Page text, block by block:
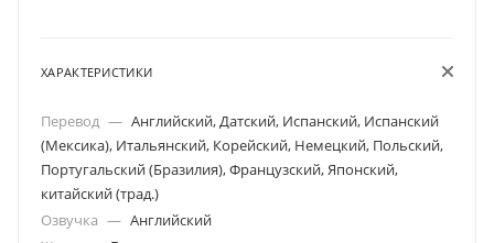
ХАРАКТЕРИСТИКИ
Перевод — Английский, Датский, Испанский, Испанский
(Мексика), Итальянский, Корейский, Немецкий, Польский,
Португальский (Бразилия), Французский, Японский,
китайский (трад.)
Озвучка — Английский